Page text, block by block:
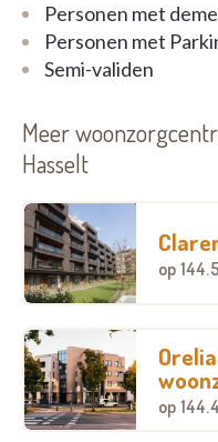
Personen met
Personen met
Semi-validen
Meer
Hasselt
op
op